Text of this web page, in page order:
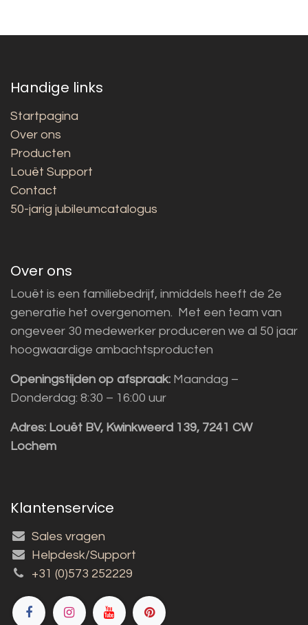
Handige links
Startpagina
Over ons
Producten
Louët Support
Contact
50-jarig jubileumcatalogus
Over ons
Louët is een familiebedrijf, inmiddels heeft de 2e
generatie het overgenomen. Met een team van
ongeveer 30 medewerker produceren we al 50 jaar
hoogwaardige ambachtsproducten
Openingstijden op afspraak: Maandag –
Donderdag: 8:30 – 16:00 uur
Adres: Louët BV, Kwinkweerd 139, 7241 CW
Lochem
Klantenservice
Sales vragen
Helpdesk/Support
+31 (0)573 252229